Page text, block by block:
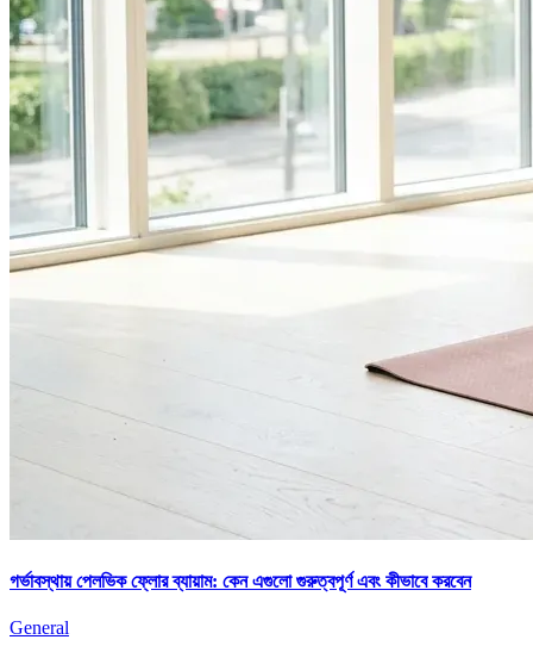
গর্ভাবস্থায় পেলভিক ফ্লোর ব্যায়াম: কেন এগুলো গুরুত্বপূর্ণ এবং কীভাবে করবেন
General